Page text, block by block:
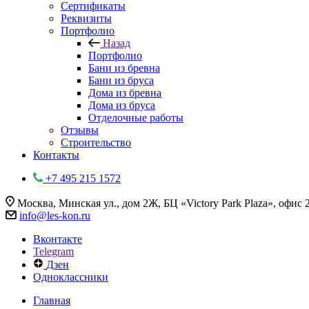
Сертификаты
Реквизиты
Портфолио
Назад
Портфолио
Бани из бревна
Бани из бруса
Дома из бревна
Дома из бруса
Отделочные работы
Отзывы
Строительство
Контакты
+7 495 215 1572
Москва, Минская ул., дом 2Ж, БЦ «Victory Park Plaza», офис
info@les-kon.ru
Вконтакте
Telegram
Дзен
Одноклассники
Главная